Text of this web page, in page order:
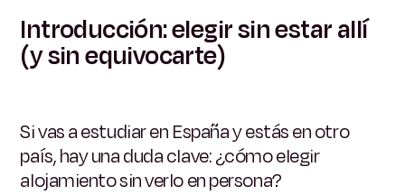
Introducción: elegir sin estar allí
(y sin equivocarte)
Si vas a estudiar en España y estás en otro
país, hay una duda clave:¿cómo elegir
alojamiento sin verlo en persona?